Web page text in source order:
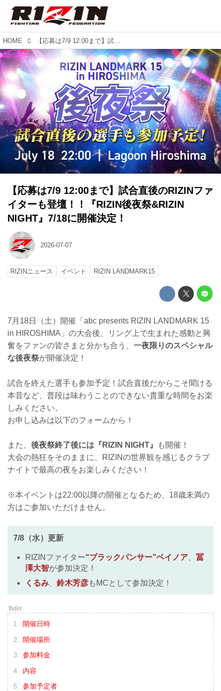
HOME 【応募は7/9 12:00まで】試合直後のRIZINファイターも登壇！！『RIZIN後夜祭&RIZIN NIGHT』7/18に開催決定！
【応募は7/9 12:00まで】試合直後のRIZINファ
イターも登壇！！『RIZIN後夜祭&RIZIN
NIGHT』7/18に開催決定！
2026-07-07
RIZINニュース イベント RIZIN LANDMARK15
7月18日（土）開催「abc presents RIZIN LANDMARK 15
in HIROSHIMA」の大会後、リング上で生まれた感動と興
奮をファンの皆さまと分かち合う、 一夜限りのスペシャル
な後夜祭が開催決定！
試合を終えた選手も参加予定！試合直後だからこそ聞ける
本音など、普段は味わうことのできない貴重な時間をお楽
しみください。
お申し込みは以下のフォームから！
また、 後夜祭終了後には『RIZIN NIGHT』
も開催！
大会の熱狂をそのままに、RIZINの世界観を感じるクラブ
ナイトで最高の夜をお楽しみください！
※本イベントは22:00以降の開催となるため、18歳未満の
方はご参加いただけません。
7/8（水）更新
RIZINファイター“ブラックパンサー”ベイノア
冨
澤大智が参加決定！
くるみ
鈴木芳彦もMCとして参加決定！
開催日時
開催場所
参加料金
内容
参加予定者